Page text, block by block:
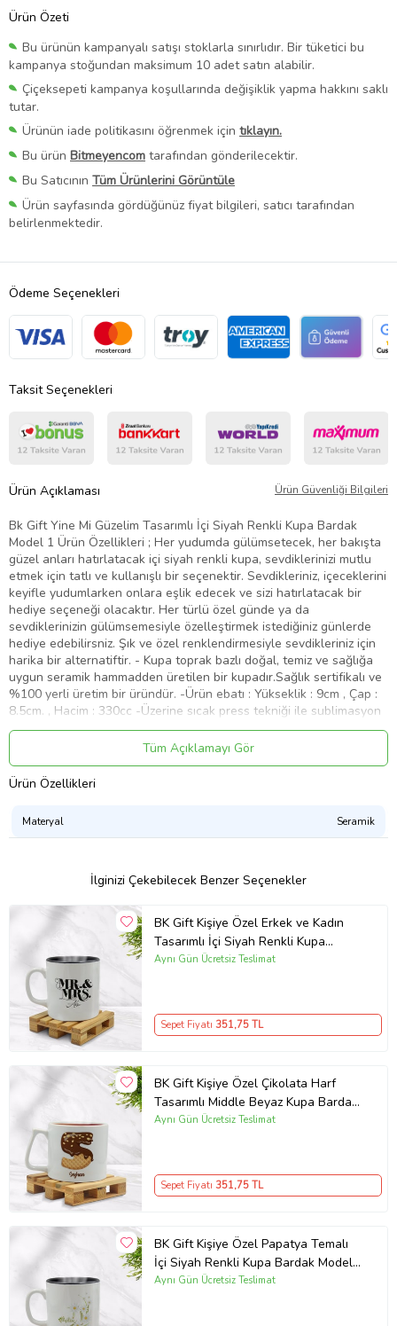
Ürün Özeti
Bu ürünün kampanyalı satışı stoklarla sınırlıdır. Bir tüketici bu
kampanya stoğundan maksimum 10 adet satın alabilir.
Çiçeksepeti kampanya koşullarında değişiklik yapma hakkını saklı
tutar.
Ürünün iade politikasını öğrenmek için tıklayın.
Bu ürün Bitmeyencom tarafından gönderilecektir.
Bu Satıcının Tüm Ürünlerini Görüntüle
Ürün sayfasında gördüğünüz fiyat bilgileri, satıcı tarafından
belirlenmektedir.
Ödeme Seçenekleri
Taksit Seçenekleri
Ürün Açıklaması Ürün Güvenliği Bilgileri
Bk Gift Yine Mi Güzelim Tasarımlı İçi Siyah Renkli Kupa Bardak
Model 1 Ürün Özellikleri ; Her yudumda gülümsetecek, her bakışta
güzel anları hatırlatacak içi siyah renkli kupa, sevdiklerinizi mutlu
etmek için tatlı ve kullanışlı bir seçenektir. Sevdikleriniz, içeceklerini
keyifle yudumlarken onlara eşlik edecek ve sizi hatırlatacak bir
hediye seçeneği olacaktır. Her türlü özel günde ya da
sevdiklerinizin gülümsemesiyle özelleştirmek istediğiniz günlerde
hediye edebilirsniz. Şık ve özel renklendirmesiyle sevdikleriniz için
harika bir alternatiftir. - Kupa toprak bazlı doğal, temiz ve sağlığa
uygun seramik hammadden üretilen bir kupadır.Sağlık sertifikalı ve
%100 yerli üretim bir üründür. -Ürün ebatı : Yükseklik : 9cm , Çap :
8.5cm. , Hacim : 330cc -Üzerine sıcak press tekniği ile sublimasyon
baskı yapılmaktadır. *** Yıkama Talimatı : Bulaşık makinesinde
kullanılan tuz ve deterjan gibi kimyasallar kupa üzerindeki verniği
çizerek baskı alanına zamanla zarar verebilir. Kupanızı ılık suda ve
elde yıkamanız önerilmektedir. ***-Ürün içeriği ; 1 adet kupa bardak.
Ürün Kodu:kcm40824895
Tüm Açıklamayı Gör
Ürün Özellikleri
Materyal Seramik
İlginizi Çekebilecek Benzer Seçenekler
BK Gift Kişiye Özel Erkek ve Kadın
Tasarımlı İçi Siyah Renkli Kupa
Bardak Model 1
Aynı Gün Ücretsiz Teslimat
Sepet Fiyatı 351,75 TL
BK Gift Kişiye Özel Çikolata Harf
Tasarımlı Middle Beyaz Kupa Bardak
Model 1
Aynı Gün Ücretsiz Teslimat
Sepet Fiyatı 351,75 TL
BK Gift Kişiye Özel Papatya Temalı
İçi Siyah Renkli Kupa Bardak Model
1
Aynı Gün Ücretsiz Teslimat